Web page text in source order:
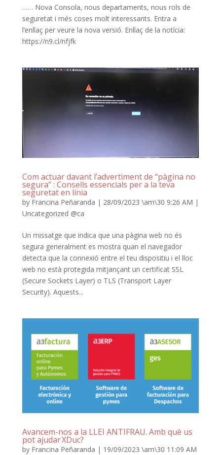
…… Nova Consola, nous departaments, nous rols de
seguretat i més coses molt interessants. Entra a
l’enllaç per veure la nova versió. Enllaç de la notícia:
https://n9.cl/nfjfk
Com actuar davant l’advertiment de “pàgina no
segura” : Consells essencials per a la teva
seguretat en línia
by Francina Peñaranda | 28/09/2023 \am\30 9:26 AM |
Uncategorized @ca
Un missatge que indica que una pàgina web no és
segura generalment es mostra quan el navegador
detecta que la connexió entre el teu dispositiu i el lloc
web no està protegida mitjançant un certificat SSL
(Secure Sockets Layer) o TLS (Transport Layer
Security). Aquests...
Avancem-nos a la LLEI ANTIFRAU. Amb què us
pot ajudar XDuc?
by Francina Peñaranda | 19/09/2023 \am\30 11:09 AM